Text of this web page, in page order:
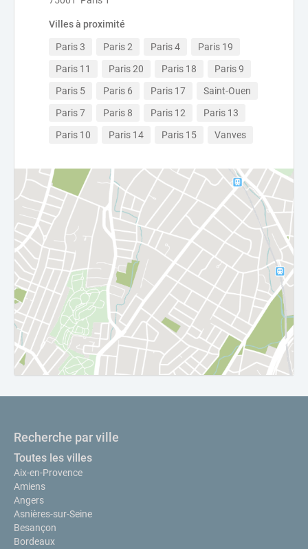
Villes à proximité
Paris 3 Paris 2 Paris 4
Paris 19
Paris 11
Paris 20 Paris 18
Paris 9
Paris 5
Paris 6 Paris 17
Saint-Ouen
Paris 7
Paris 8 Paris 12
Paris 13
Paris 10
Paris 14 Paris 15 Vanves
Recherche par ville
Toutes les villes
Aix-en-Provence
Amiens
Angers
Asnières-sur-Seine
Besançon
Bordeaux